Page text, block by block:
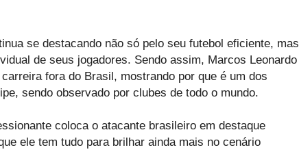
se destacando não só pelo seu futebol eficiente, mas
de seus jogadores. Sendo assim, Marcos Leonardo
fora do Brasil, mostrando por que é um dos
sendo observado por clubes de todo o mundo.
coloca o atacante brasileiro em destaque
ele tem tudo para brilhar ainda mais no cenário